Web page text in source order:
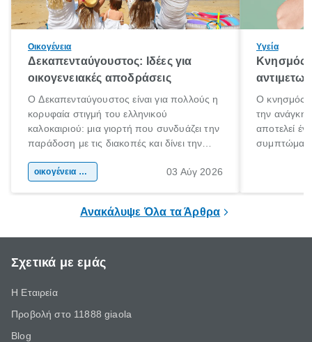
Οικογένεια
Δεκαπενταύγουστος: Ιδέες για
οικογενειακές αποδράσεις
Ο Δεκαπενταύγουστος είναι για πολλούς η
κορυφαία στιγμή του ελληνικού
καλοκαιριού: μια γιορτή που συνδυάζει την
παράδοση με τις διακοπές και δίνει την
χώρας. Είτε πρόκειται για λίγες μέρες
οικογένεια & παιδί 03 Αύγ 2026
Υγεία
Κνησμός:
Ο κνησμός
την ανάγκη
αποτελεί
Ανακάλυψε Όλα τα Άρθρα
Σχετικά με εμάς
Η Εταιρεία
Προβολή στο 11888 giaola
Blog